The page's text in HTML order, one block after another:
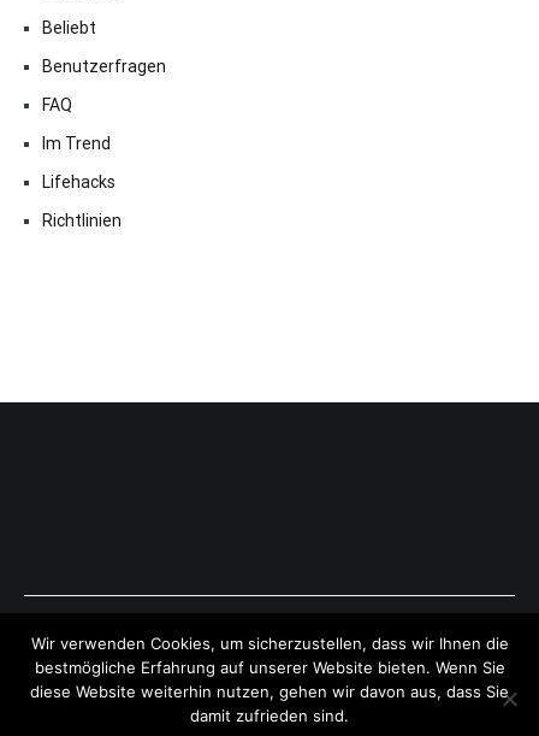
Beliebt
Benutzerfragen
FAQ
Im Trend
Lifehacks
Richtlinien
Copyright © 2026ExpressAntworten.com . All rights reserved.
Theme:Cenote by ThemeGrill. Powered byWordPress .
Wir verwenden Cookies, um sicherzustellen, dass wir Ihnen die
bestmögliche Erfahrung auf unserer Website bieten. Wenn Sie
diese Website weiterhin nutzen, gehen wir davon aus, dass Sie
damit zufrieden sind.